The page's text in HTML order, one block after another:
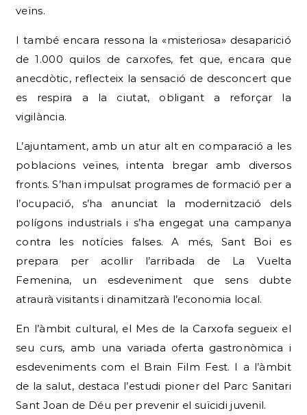
veïns.
I també encara ressona la «misteriosa» desaparició
de 1.000 quilos de carxofes, fet que, encara que
anecdòtic, reflecteix la sensació de desconcert que
es respira a la ciutat, obligant a reforçar la
vigilància.
L’ajuntament, amb un atur alt en comparació a les
poblacions veïnes, intenta bregar amb diversos
fronts. S’han impulsat programes de formació per a
l’ocupació, s’ha anunciat la modernització dels
polígons industrials i s’ha engegat una campanya
contra les notícies falses. A més, Sant Boi es
prepara per acollir l’arribada de La Vuelta
Femenina, un esdeveniment que sens dubte
atraurà visitants i dinamitzarà l’economia local.
En l’àmbit cultural, el Mes de la Carxofa segueix el
seu curs, amb una variada oferta gastronòmica i
esdeveniments com el Brain Film Fest. I a l’àmbit
de la salut, destaca l’estudi pioner del Parc Sanitari
Sant Joan de Déu per prevenir el suïcidi juvenil.